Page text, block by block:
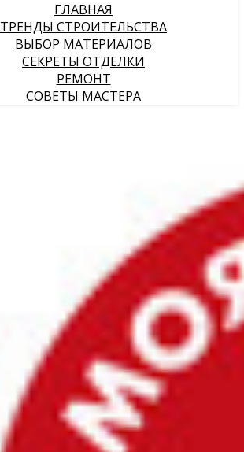
ГЛАВНАЯ
ТРЕНДЫ СТРОИТЕЛЬСТВА
ВЫБОР МАТЕРИАЛОВ
СЕКРЕТЫ ОТДЕЛКИ
РЕМОНТ
СОВЕТЫ МАСТЕРА